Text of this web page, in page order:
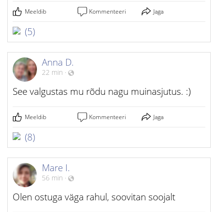
Meeldib Kommenteeri Jaga
(5)
Anna D.
22 min ·
See valgustas mu rõdu nagu muinasjutus. :)
Meeldib Kommenteeri Jaga
(8)
Mare I.
56 min ·
Olen ostuga väga rahul, soovitan soojalt